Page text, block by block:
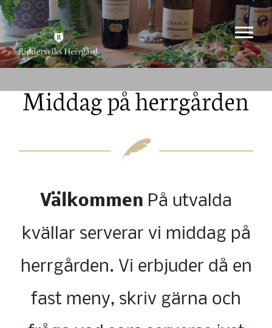
Middag på herrgården
Välkommen På utvalda
kvällar serverar vi middag på
herrgården. Vi erbjuder då en
fast meny, skriv gärna och